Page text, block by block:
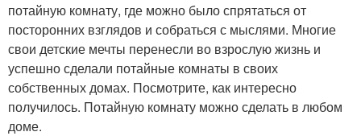
Двери со скрытыми
коробами
Двери под покраску
потайную комнату, где можно было спрятаться от
посторонних взглядов и собраться с мыслями. Многие
свои детские мечты перенесли во взрослую жизнь и
успешно сделали потайные комнаты в своих
собственных домах. Посмотрите, как интересно
получилось. Потайную комнату можно сделать в любом
доме.